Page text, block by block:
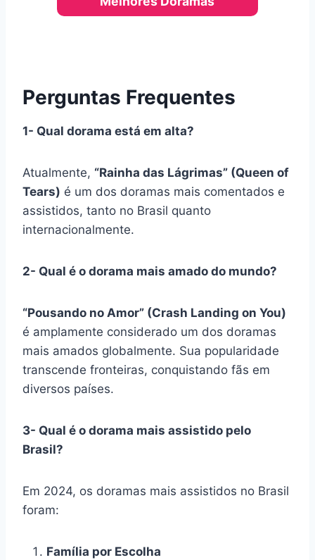
Perguntas Frequentes
1- Qual dorama está em alta?
Atualmente, “Rainha das Lágrimas” (Queen of
Tears) é um dos doramas mais comentados e
assistidos, tanto no Brasil quanto
internacionalmente.
2- Qual é o dorama mais amado do mundo?
“Pousando no Amor” (Crash Landing on You)
é amplamente considerado um dos doramas
mais amados globalmente. Sua popularidade
transcende fronteiras, conquistando fãs em
diversos países.
3- Qual é o dorama mais assistido pelo
Brasil?
Em 2024, os doramas mais assistidos no Brasil
foram:
Família por Escolha